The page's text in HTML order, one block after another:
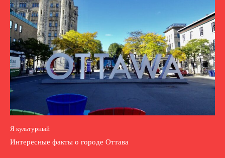
Я культурный
Интересные факты о городе Оттава